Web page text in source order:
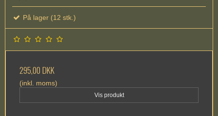
På lager (12 stk.)
295,00 DKK
(inkl. moms)
Vis produkt